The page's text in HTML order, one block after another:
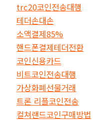
trc20코인전송대행
테더손대손
소액결제85%
핸드폰결제테더전환
코인신용카드
비트코인전송대행
가상화폐선물거래
트론 리플코인전송
컬쳐랜드코인구매방법